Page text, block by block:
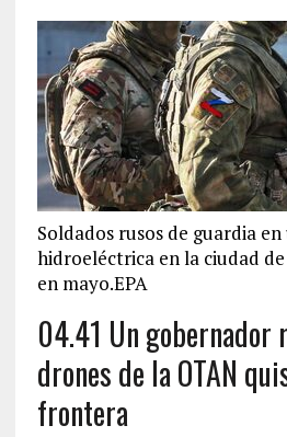
Soldados rusos de guardia
hidroeléctrica en la ciudad de
en mayo.EPA
04.41 Un gobernador
drones de la OTAN
frontera